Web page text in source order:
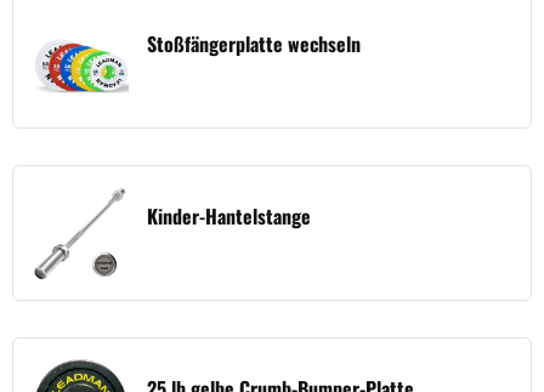
Stoßfängerplatte wechseln
Kinder-Hantelstange